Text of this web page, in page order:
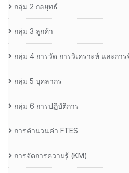
กลุ่ม 2 กลยุทธ์
กลุ่ม 3 ลูกค้า
กลุ่ม 4 การวัด การวิเคราะห์ และกา
กลุ่ม 5 บุคลากร
กลุ่ม 6 การปฏิบัติการ
การคำนวนค่า FTES
การจัดการความรู้ (KM)